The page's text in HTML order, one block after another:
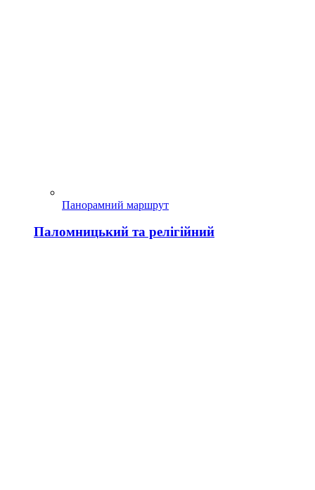
Панорамний маршрут
Паломницький та релігійний